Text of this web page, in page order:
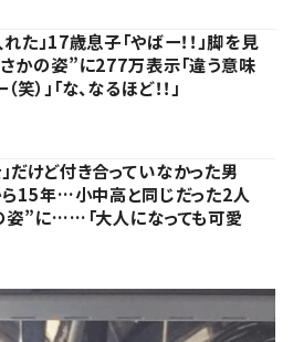
た」17歳息子「やばー！！」脚を見
かの姿”に277万表示「違う意味
）」「な、なるほど！！」
」だけど付き合っていなかった男
ら15年…小中高と同じだった2人
”に……「大人になっても可愛